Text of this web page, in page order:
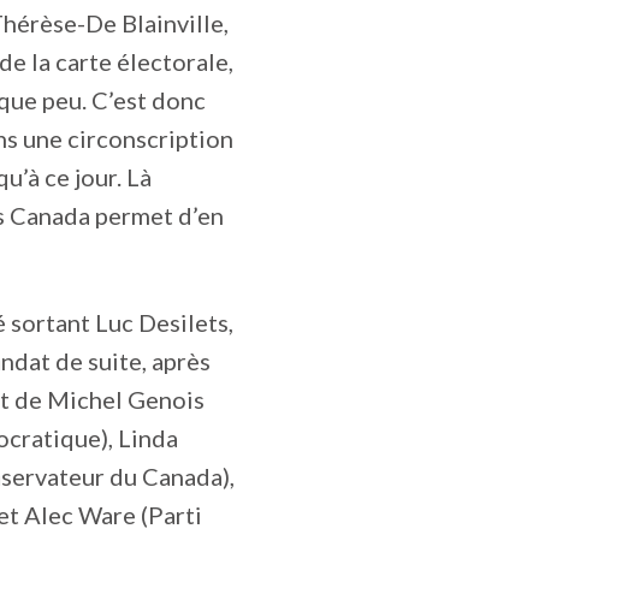
De Blainville,
la carte électorale,
peu. C’est donc
une circonscription
ce jour. Là
permet d’en
sortant Luc Desilets,
de suite, après
de Michel Genois
Linda
du Canada),
Alec Ware (Parti